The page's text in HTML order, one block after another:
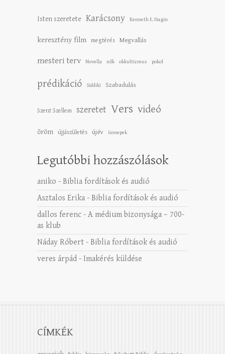
Isten szeretete Karácsony Kenneth E. Hagin
keresztény film megtérés Megvallás
mesteri terv Novella nők okkultizmus pokol
prédikáció Siddiki Szabadulás
Szent Szellem szeretet Vers videó
öröm újjászületés újév ünnepek
Legutóbbi hozzászólások
aniko - Biblia fordítások és audió
Asztalos Erika - Biblia fordítások és audió
dallos ferenc - A médium bizonysága – 700-
as klub
Náday Róbert - Biblia fordítások és audió
veres árpád - Imakérés küldése
CÍMKÉK